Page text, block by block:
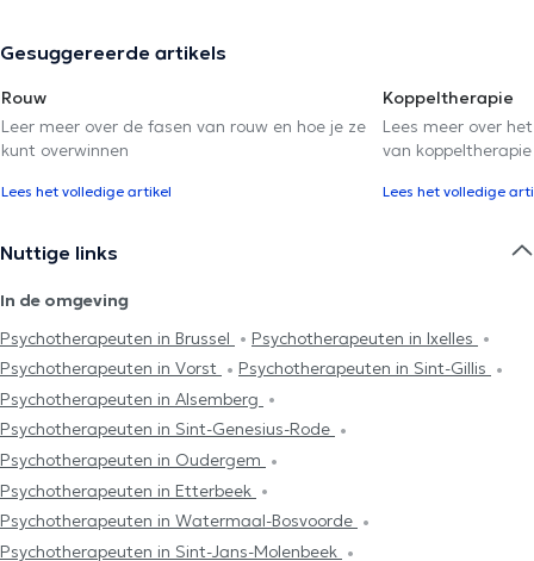
Gesuggereerde artikels
Rouw
Leer meer over de fasen van rouw en hoe je ze
kunt overwinnen
Lees het volledige artikel
Koppeltherapie
Lees meer over
van koppeltherapie
Lees het volledige
Nuttige links
In de omgeving
Psychotherapeuten in Brussel
Psychotherapeuten in Ixelles
Psychotherapeuten in Vorst
Psychotherapeuten in Sint-Gillis
Psychotherapeuten in Alsemberg
Psychotherapeuten in Sint-Genesius-Rode
Psychotherapeuten in Oudergem
Psychotherapeuten in Etterbeek
Psychotherapeuten in Watermaal-Bosvoorde
Psychotherapeuten in Sint-Jans-Molenbeek